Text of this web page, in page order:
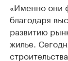
«Именно они
благодаря
развитию
жилье.